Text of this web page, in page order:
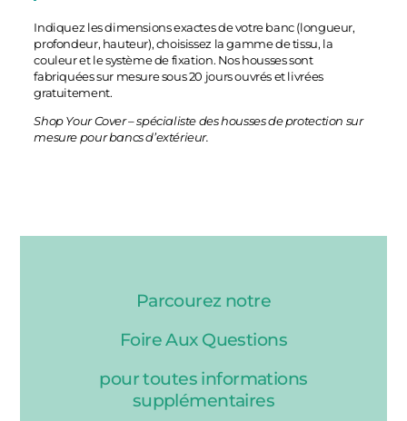
Indiquez les dimensions exactes de votre banc (longueur,
profondeur, hauteur), choisissez la gamme de tissu, la
couleur et le système de fixation. Nos housses sont
fabriquées sur mesure sous 20 jours ouvrés et livrées
gratuitement.
Shop Your Cover – spécialiste des housses de protection sur
mesure pour bancs d’extérieur.
Parcourez notre
Foire Aux Questions
pour toutes informations
supplémentaires